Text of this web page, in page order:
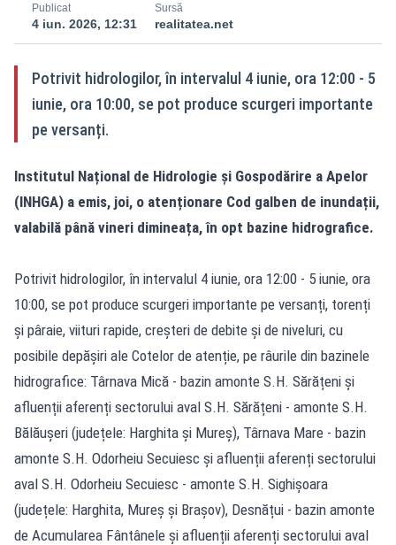
Publicat
4 iun. 2026, 12:31
Sursă
realitatea.net
Potrivit hidrologilor, în intervalul 4 iunie, ora 12:00 - 5
iunie, ora 10:00, se pot produce scurgeri importante
pe versanți.
Institutul Național de Hidrologie și Gospodărire a Apelor
(INHGA) a emis, joi, o atenționare Cod galben de inundații,
valabilă până vineri dimineața, în opt bazine hidrografice.
Potrivit hidrologilor, în intervalul 4 iunie, ora 12:00 - 5 iunie, ora
10:00, se pot produce scurgeri importante pe versanți, torenți
și pâraie, viituri rapide, creșteri de debite și de niveluri, cu
posibile depășiri ale Cotelor de atenție, pe râurile din bazinele
hidrografice: Târnava Mică - bazin amonte S.H. Sărățeni și
afluenții aferenți sectorului aval S.H. Sărățeni - amonte S.H.
Bălăușeri (județele: Harghita și Mureș), Târnava Mare - bazin
amonte S.H. Odorheiu Secuiesc și afluenții aferenți sectorului
aval S.H. Odorheiu Secuiesc - amonte S.H. Sighișoara
(județele: Harghita, Mureș și Brașov), Desnățui - bazin amonte
de Acumularea Fântânele și afluenții aferenți sectorului aval